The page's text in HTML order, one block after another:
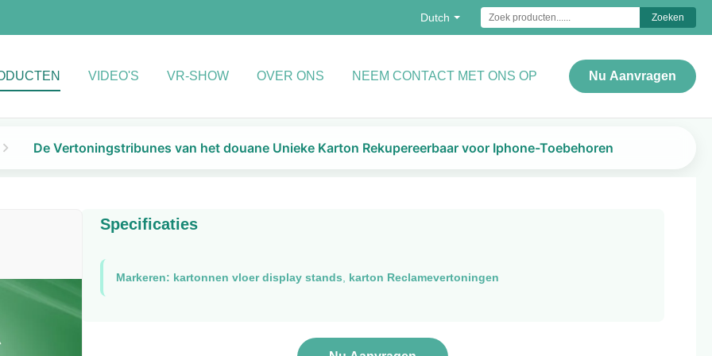
Dutch Zoeken
VIDEO'S VR-SHOW OVER ONS NEEM CONTACT MET ONS OP Nu Aanvragen
De Vertoningstribunes van het douane Unieke Karton Rekupereerbaar voor Iphone-Toebehoren
Specificaties
Markeren: kartonnen vloer display stands karton Reclamevertoningen